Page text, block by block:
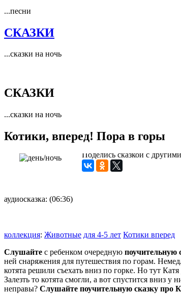
...песни
СКАЗКИ
...сказки на ночь
СКАЗКИ
...сказки на ночь
Котики, вперед! Пора в горы
Поделись сказкой с
аудиосказка: (06:36)
коллекция: Животные для 4-5 лет Котики вперед
Слушайте с ребенком очередную поучительную
ней снаряжения для путешествия по горам.
котята решили съехать вниз по горке. Но тут
Залезть то котята смогли, а вот спустится вниз
неправы? Слушайте поучительную сказку про